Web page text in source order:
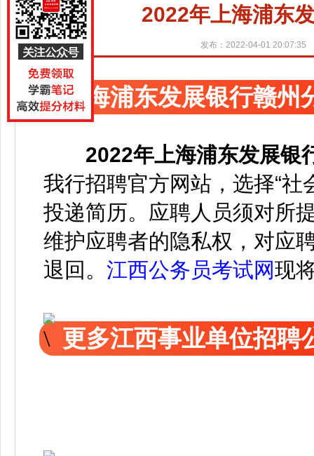
2022年上海浦东
发布：2022-04-01 20:07:35
上海浦东发展银行赣州
2022年上海浦东发展银
我行招聘官方网站，选择“社
投递简历。 应聘人员须对所
维护应聘者的隐私权，对应
退回。 江西公务员考试网现
更多江西事业单位招聘